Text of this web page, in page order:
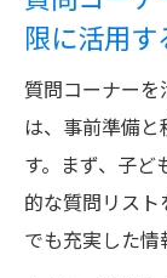
成績向上
実践法
学習
問術
限に活用す
質問コーナーを
は、事前準備
す。まず、子ど
的な質問リスト
でも充実した情